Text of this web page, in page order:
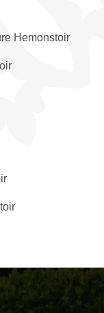
Hemonstoir